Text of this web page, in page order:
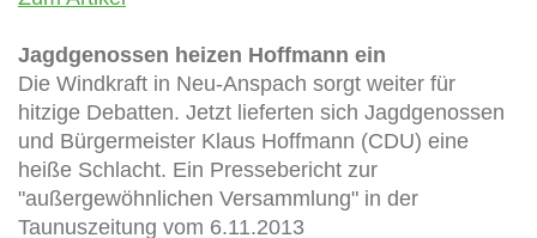
Jagdgenossen heizen Hoffmann ein
Die Windkraft in Neu-Anspach sorgt weiter für
hitzige Debatten. Jetzt lieferten sich Jagdgenossen
und Bürgermeister Klaus Hoffmann (CDU) eine
heiße Schlacht. Ein Pressebericht zur
"außergewöhnlichen Versammlung" in der
Taunuszeitung vom 6.11.2013